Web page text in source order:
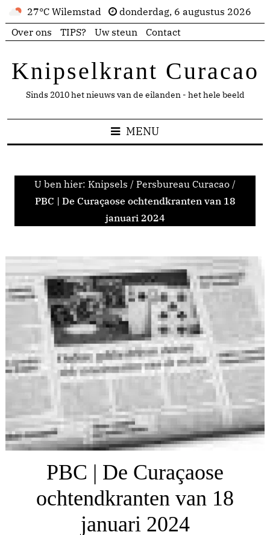
27°C Wilemstad
donderdag, 6 augustus 2026
Over ons
TIPS? Uw steun Contact
Knipselkrant Curacao
Sinds 2010 het nieuws van de eilanden - het hele beeld
MENU
U ben hier: Knipsels / Persbureau Curacao /
PBC | De Curaçaose ochtendkranten van 18
januari 2024
PBC | De Curaçaose
ochtendkranten van 18
januari 2024